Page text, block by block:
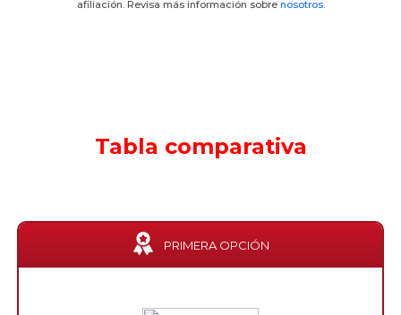
afiliación. Revisa más información sobre nosotros.
Tabla comparativa
PRIMERA OPCIÓN